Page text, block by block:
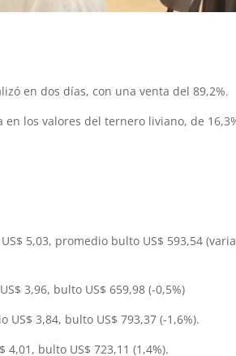
en dos días, con una venta del 89,2%.
en los valores del ternero liviano, de
5,03, promedio bulto US$ 593,54
3,96, bulto US$ 659,98 (-0,5%)
US$ 3,84, bulto US$ 793,37 (-1,6%).
4,01, bulto US$ 723,11 (1,4%).